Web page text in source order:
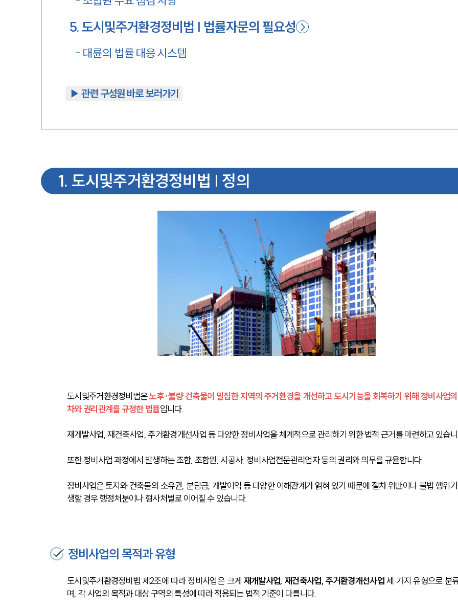
5.도시및주거환경정비법 | 법률자문의 필요성
- 대륜의 법률 대응 시스템
▶︎ 관련 구성원 바로 보러가기
1. 도시및주거환경정비법 | 정의
도시및주거환경정비법은 노후·불량 건축물이 밀집한 지역의 주거환경을 개선하고 도시기능을 회복하기 위해 정비사업
차와 권리관계를 규정한 법률입니다.
재개발사업, 재건축사업, 주거환경개선사업 등 다양한 정비사업을 체계적으로 관리하기 위한 법적 근거를 마련하고 있습니
또한 정비사업 과정에서 발생하는 조합, 조합원, 시공사, 정비사업전문관리업자 등의 권리와 의무를 규율합니다.
정비사업은 토지와 건축물의 소유권, 분담금, 개발이익 등 다양한 이해관계가 얽혀 있기 때문에 절차 위반이나 불법 행위
생할 경우 행정처분이나 형사처벌로 이어질 수 있습니다.
정비사업의 목적과 유형
도시및주거환경정비법 제2조에 따라 정비사업은 크게 재개발사업, 재건축사업, 주거환경개선사업 세 가지 유형으로 분
며, 각 사업의 목적과 대상 구역의 특성에 따라 적용되는 법적 기준이 다릅니다.